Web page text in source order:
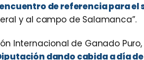
encuentro de referencia para el
y al campo de Salamanca”.
Internacional de Ganado Puro,
dando cabida a día